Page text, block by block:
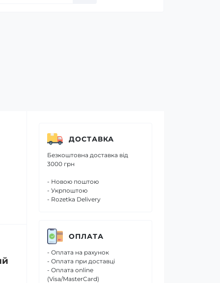
ДОСТАВКА
Безкоштовна доставка від
3000 грн
- Новою поштою
- Укрпоштою
- Rozetka Delivery
ОПЛАТА
- Оплата на рахунок
- Оплата при доставці
- Оплата online
(Visa/MasterCard)